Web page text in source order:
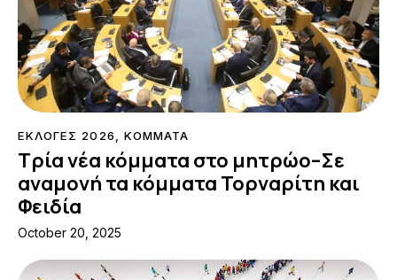
ΕΚΛΟΓΕΣ 2026 ΚΟΜΜΑΤΑ
Τρία νέα κόμματα στο μητρώο–Σε
αναμονή τα κόμματα Τορναρίτη και
Φειδία
October 20, 2025